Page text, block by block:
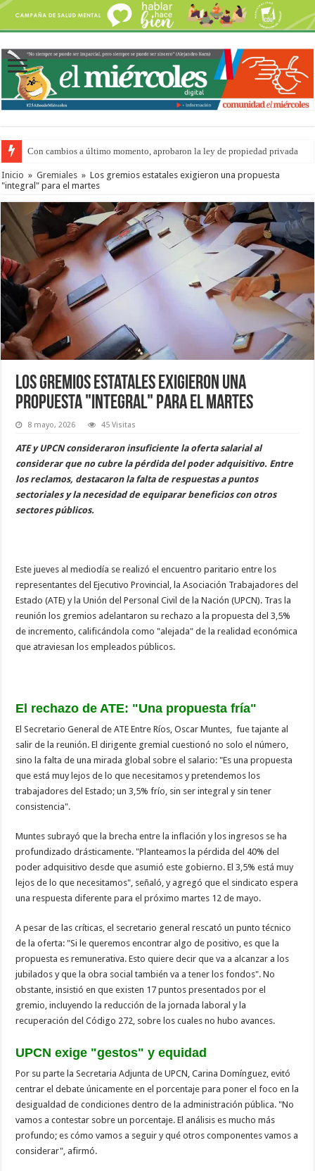
Con cambios a último momento, aprobaron la ley de propiedad privada
Del viernes 7 al domingo 9 de agosto: la agenda ¿A dónde ir? para este
Inicio » Gremiales » Los gremios estatales exigieron una propuesta
"integral" para el martes
Los gremios estatales exigieron una
propuesta "integral" para el martes
8 mayo, 2026 45 Visitas
ATE y UPCN consideraron insuficiente la oferta salarial al
considerar que no cubre la pérdida del poder adquisitivo. Entre
los reclamos, destacaron la falta de respuestas a puntos
sectoriales y la necesidad de equiparar beneficios con otros
sectores públicos.
Este jueves al mediodía se realizó el encuentro paritario entre los
representantes del Ejecutivo Provincial, la Asociación Trabajadores del
Estado (ATE) y la Unión del Personal Civil de la Nación (UPCN). Tras la
reunión los gremios adelantaron su rechazo a la propuesta del 3,5%
de incremento, calificándola como "alejada" de la realidad económica
que atraviesan los empleados públicos.
El rechazo de ATE: "Una propuesta fría"
El Secretario General de ATE Entre Ríos, Oscar Muntes, fue tajante al
salir de la reunión. El dirigente gremial cuestionó no solo el número,
sino la falta de una mirada global sobre el salario: "Es una propuesta
que está muy lejos de lo que necesitamos y pretendemos los
trabajadores del Estado; un 3,5% frío, sin ser integral y sin tener
consistencia".
Muntes subrayó que la brecha entre la inflación y los ingresos se ha
profundizado drásticamente. "Planteamos la pérdida del 40% del
poder adquisitivo desde que asumió este gobierno. El 3,5% está muy
lejos de lo que necesitamos", señaló, y agregó que el sindicato espera
una respuesta diferente para el próximo martes 12 de mayo.
A pesar de las críticas, el secretario general rescató un punto técnico
de la oferta: "Si le queremos encontrar algo de positivo, es que la
propuesta es remunerativa. Esto quiere decir que va a alcanzar a los
jubilados y que la obra social también va a tener los fondos". No
obstante, insistió en que existen 17 puntos presentados por el
gremio, incluyendo la reducción de la jornada laboral y la
recuperación del Código 272, sobre los cuales no hubo avances.
UPCN exige "gestos" y equidad
Por su parte la Secretaria Adjunta de UPCN, Carina Domínguez, evitó
centrar el debate únicamente en el porcentaje para poner el foco en la
desigualdad de condiciones dentro de la administración pública. "No
vamos a contestar sobre un porcentaje. El análisis es mucho más
profundo; es cómo vamos a seguir y qué otros componentes vamos a
considerar", afirmó.